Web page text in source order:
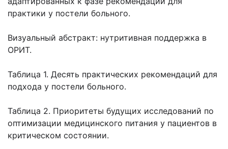
практики у постели больного.
Визуальный абстракт: нутритивная поддержка в
ОРИТ.
Таблица 1. Десять практических рекомендаций для
подхода у постели больного.
Таблица 2. Приоритеты будущих исследований по
оптимизации медицинского питания у пациентов в
критическом состоянии.